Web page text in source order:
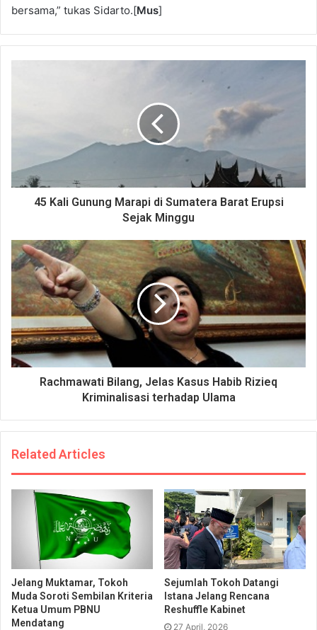
bersama,” tukas Sidarto.[Mus]
45 Kali Gunung Marapi di Sumatera Barat Erupsi
Sejak Minggu
Rachmawati Bilang, Jelas Kasus Habib Rizieq
Kriminalisasi terhadap Ulama
Related Articles
Jelang Muktamar, Tokoh
Muda Soroti Sembilan Kriteria
Ketua Umum PBNU
Mendatang
Sejumlah Tokoh Datangi
Istana Jelang Rencana
Reshuffle Kabinet
27 April, 2026